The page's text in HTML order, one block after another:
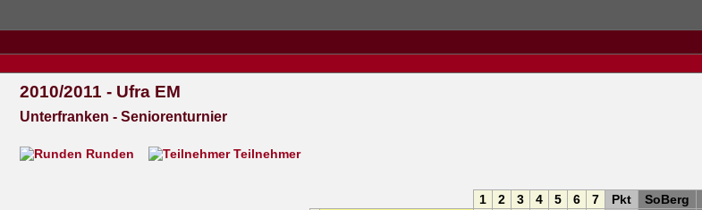
2010/2011 - Ufra EM
Unterfranken - Seniorenturnier
Runden Teilnehmer
1 2 3 4 5 6 7 Pkt SoBerg